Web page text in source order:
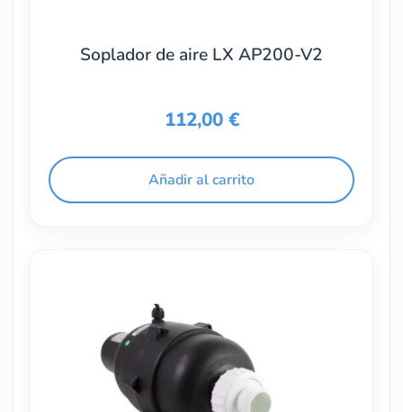
Soplador de aire LX AP200-V2
112,00 €
Añadir al carrito